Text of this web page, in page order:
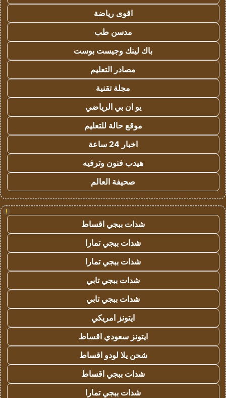
اقوى رياضة
مدسن طب
باك لينك وجيست بوست
مصادر التعليم
مجلة تقنية
يو ان بي الرياضي
موقع حالة للتعليم
اخبار 24 ساعة
هيدب فنون وترفيه
صحيفة العالم
!
شدات ببجي اقساط
شدات ببجي تمارا
شدات ببجي تمارا
شدات ببجي تابي
شدات ببجي تابي
ايتونز امريكي
ايتونز سعودي اقساط
شحن يلا لودو اقساط
شدات ببجي اقساط
شدات ببجي تمارا